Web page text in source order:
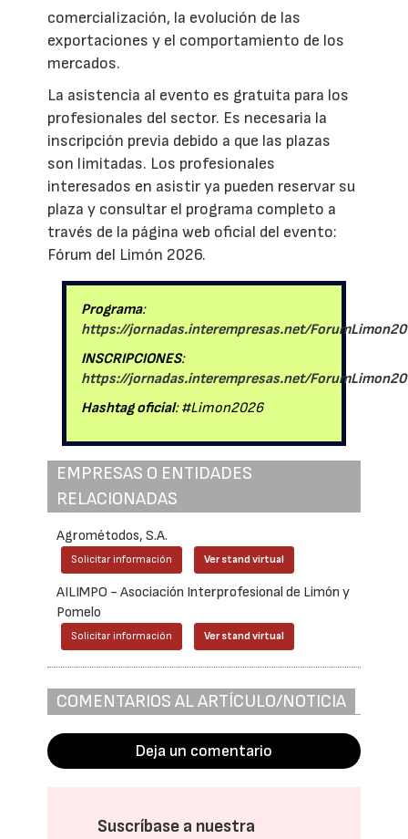
comercialización, la evolución de las
exportaciones y el comportamiento de los
mercados.
La asistencia al evento es gratuita para los
profesionales del sector. Es necesaria la
inscripción previa debido a que las plazas
son limitadas. Los profesionales
interesados en asistir ya pueden reservar su
plaza y consultar el programa completo a
través de la página web oficial del evento:
Fórum del Limón 2026.
Programa:
https://jornadas.interempresas.net/
INSCRIPCIONES:
https://jornadas.interempresas.net/
Hashtag oficial: #Limon2026
EMPRESAS O ENTIDADES
RELACIONADAS
Agrométodos, S.A.
Solicitar información Ver stand virtual
AILIMPO - Asociación Interprofesional de Limón y
Pomelo
Solicitar información Ver stand virtual
COMENTARIOS AL ARTÍCULO/NOTICIA
Deja un comentario
Suscríbase a nuestra